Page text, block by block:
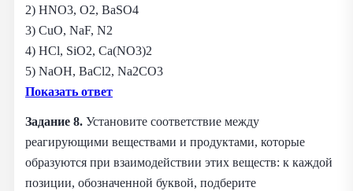
2) HNO3, O2, BaSO4
3) CuO, NaF, N2
4) HCl, SiO2, Ca(NO3)2
5) NaOH, BaCl2, Na2CO3
Показать ответ
Задание 8. Установите соответствие между
реагирующими веществами и продуктами, которые
образуются при взаимодействии этих веществ: к каждой
позиции, обозначенной буквой, подберите